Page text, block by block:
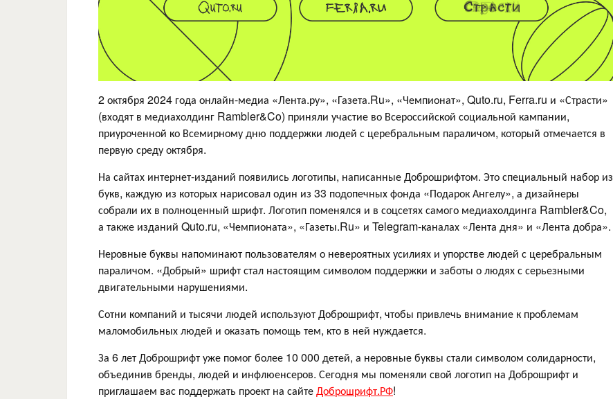
2 октября 2024 года онлайн-медиа «Лента.ру», «Газета.Ru», «Чемпионат», Quto.ru, Ferra.ru и «Страсти»
(входят в медиахолдинг Rambler&Co) приняли участие во Всероссийской социальной кампании,
приуроченной ко Всемирному дню поддержки людей с церебральным параличом, который отмечается в
первую среду октября.
На сайтах интернет-изданий появились логотипы, написанные Доброшрифтом. Это специальный набор из
букв, каждую из которых нарисовал один из 33 подопечных фонда «Подарок Ангелу», а дизайнеры
собрали их в полноценный шрифт. Логотип поменялся и в соцсетях самого медиахолдинга Rambler&Co,
а также изданий Quto.ru, «Чемпионата», «Газеты.Ru» и Telegram-каналах «Лента дня» и «Лента добра».
Неровные буквы напоминают пользователям о невероятных усилиях и упорстве людей с церебральным
параличом. «Добрый» шрифт стал настоящим символом поддержки и заботы о людях с серьезными
двигательными нарушениями.
Сотни компаний и тысячи людей используют Доброшрифт, чтобы привлечь внимание к проблемам
маломобильных людей и оказать помощь тем, кто в ней нуждается.
За 6 лет Доброшрифт уже помог более 10 000 детей, а неровные буквы стали символом солидарности,
объединив бренды, людей и инфлюенсеров. Сегодня мы поменяли свой логотип на Доброшрифт и
приглашаем вас поддержать проект на сайтеДоброшрифт.РФ!